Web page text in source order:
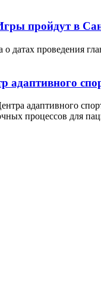
пройдут в
проведения
адаптивного
адаптивного
процессов для